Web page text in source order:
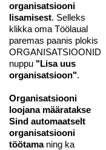
organisatsiooni
lisamisest. Selleks
klikka oma Töölaual
paremas paanis plokis
ORGANISATSIOONID
nuppu "Lisa uus
organisatsioon".
Organisatsiooni
loojana määratakse
Sind automaatselt
organisatsiooni
töötamaning ka